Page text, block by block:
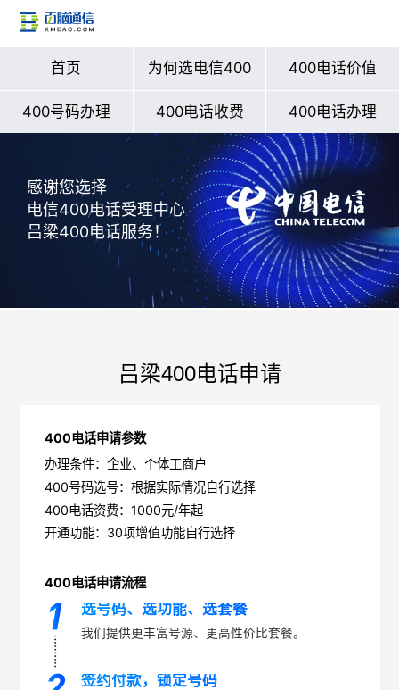
首页 为何选电信400 400电话价值
400号码办理 400电话收费 400电话办理
感谢您选择
电信400电话受理中心
吕梁400电话服务！
吕梁400电话申请
400电话申请参数
办理条件：企业、个体工商户
400号码选号：根据实际情况自行选择
400电话资费：1000元/年起
开通功能：30项增值功能自行选择
400电话申请流程
选号码、选功能、选套餐
我们提供更丰富号源、更高性价比套餐。
签约付款，锁定号码